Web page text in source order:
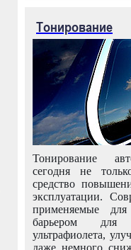
Тонирование
Тонирование
сегодня не
средство
эксплуатации.
применяемые
барьером для
ультрафиолета,
даже немного